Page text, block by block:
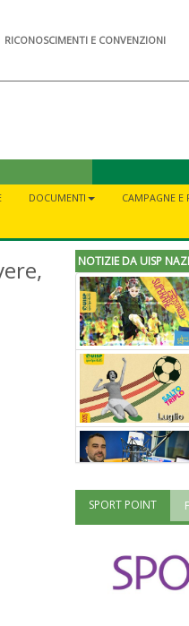
RICONOSCIMENTI E CONVENZIONI
DOCUMENTI CAMPAGNE E
NOTIZIE DA UISP
SPORT POINT